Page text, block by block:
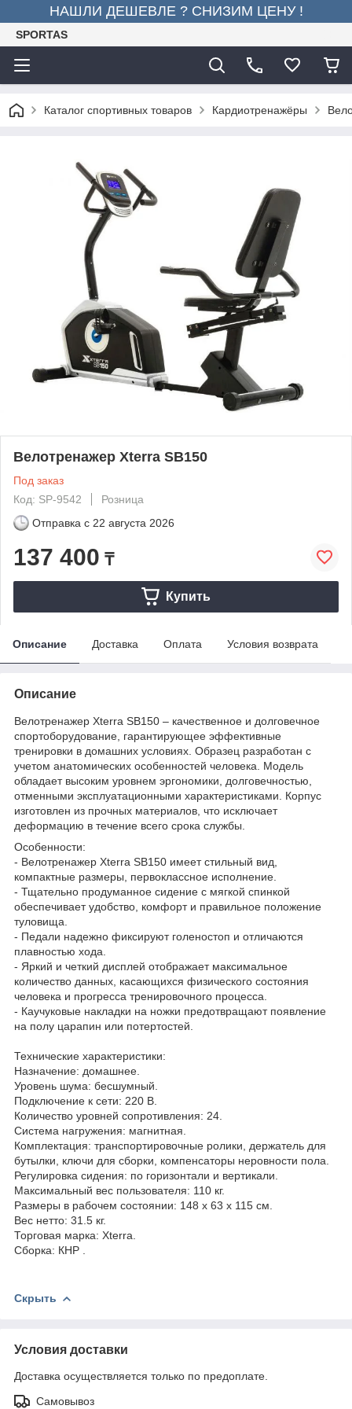
НАШЛИ ДЕШЕВЛЕ ? СНИЗИМ ЦЕНУ !
SPORTAS
Каталог спортивных товаров Кардиотренажёры
Велотренажер Xterra SB150
Под заказ
Код: SP-9542
Розница
Отправка с 22 августа 2026
137 400 ₸
Купить
Описание Доставка Оплата Условия возврата
Описание
Велотренажер Xterra SB150 – качественное и долговечное
спортоборудование, гарантирующее эффективные
тренировки в домашних условиях. Образец разработан с
учетом анатомических особенностей человека. Модель
обладает высоким уровнем эргономики, долговечностью,
отменными эксплуатационными характеристиками. Корпус
изготовлен из прочных материалов, что исключает
деформацию в течение всего срока службы.
Особенности:
- Велотренажер Xterra SB150 имеет стильный вид,
компактные размеры, первоклассное исполнение.
- Тщательно продуманное сидение с мягкой спинкой
обеспечивает удобство, комфорт и правильное положение
туловища.
- Педали надежно фиксируют голеностоп и отличаются
плавностью хода.
- Яркий и четкий дисплей отображает максимальное
количество данных, касающихся физического состояния
человека и прогресса тренировочного процесса.
- Каучуковые накладки на ножки предотвращают появление
на полу царапин или потертостей.
Технические характеристики:
Назначение: домашнее.
Уровень шума: бесшумный.
Подключение к сети: 220 В.
Количество уровней сопротивления: 24.
Система нагружения: магнитная.
Комплектация: транспортировочные ролики, держатель для
бутылки, ключи для сборки, компенсаторы неровности пола.
Регулировка сидения: по горизонтали и вертикали.
Максимальный вес пользователя: 110 кг.
Размеры в рабочем состоянии: 148 х 63 х 115 см.
Вес нетто: 31.5 кг.
Торговая марка: Xterra.
Сборка: КНР .
Скрыть
Условия доставки
Доставка осуществляется только по предоплате.
Самовывоз